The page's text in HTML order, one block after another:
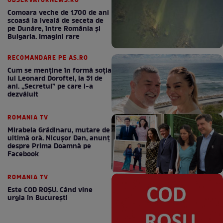
Comoara veche de 1.700 de ani
scoasă la iveală de seceta de
pe Dunăre, între România şi
Bulgaria. Imagini rare
RECOMANDARE PE AS.RO
Cum se menţine în formă soţia
lui Leonard Doroftei, la 51 de
ani. „Secretul” pe care l-a
dezvăluit
ROMANIA TV
Mirabela Grădinaru, mutare de
ultimă oră. Nicuşor Dan, anunţ
despre Prima Doamnă pe
Facebook
ROMANIA TV
Este COD ROŞU. Când vine
urgia în Bucureşti